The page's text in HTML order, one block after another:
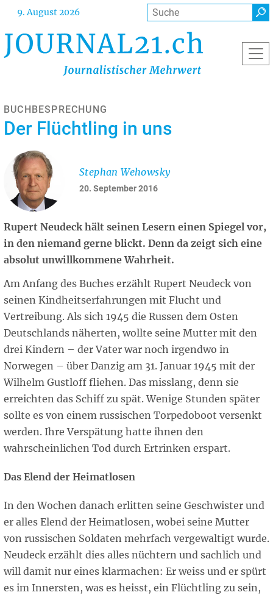
Direkt
Inhalt
9. August 2026 Suche
BUCHBESPRECHUNG
Der Flüchtling in uns
20. September 2016
Stephan Wehowsky
Rupert Neudeck hält seinen Lesern einen Spiegel vor,
in den niemand gerne blickt. Denn da zeigt sich eine
absolut unwillkommene Wahrheit.
Am Anfang des Buches erzählt Rupert Neudeck von
seinen Kindheitserfahrungen mit Flucht und
Vertreibung. Als sich 1945 die Russen dem Osten
Deutschlands näherten, wollte seine Mutter mit den
drei Kindern – der Vater war noch irgendwo in
Norwegen – über Danzig am 31. Januar 1945 mit der
Wilhelm Gustloff fliehen. Das misslang, denn sie
erreichten das Schiff zu spät. Wenige Stunden später
sollte es von einem russischen Torpedoboot versenkt
werden. Ihre Verspätung hatte ihnen den
wahrscheinlichen Tod durch Ertrinken erspart.
Das Elend der Heimatlosen
In den Wochen danach erlitten seine Geschwister und
er alles Elend der Heimatlosen, wobei seine Mutter
von russischen Soldaten mehrfach vergewaltigt wurde.
Neudeck erzählt dies alles nüchtern und sachlich und
will damit nur eines klarmachen: Er weiss und er spürt
es im Innersten, was es heisst, ein Flüchtling zu sein,